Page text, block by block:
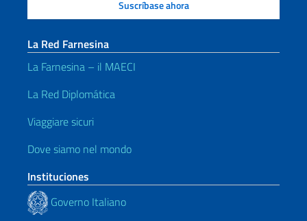
La Red Farnesina
La Farnesina – il MAECI
La Red Diplomática
Viaggiare sicuri
Dove siamo nel mondo
Instituciones
Governo Italiano